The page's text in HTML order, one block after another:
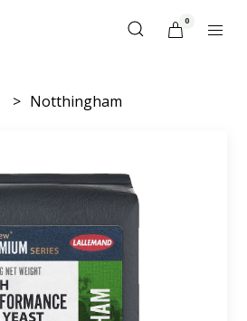
0
Notthingham